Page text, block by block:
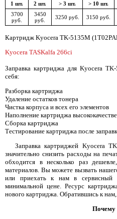
1 шт. 2 шт. > 3 шт. > 10 шт.
3700
руб.
3450
руб.
3250 руб. 3150 руб.
Картридж Kyocera TK-5135M
Kyocera TASKalfa 266ci
Заправка картриджа для Kyocera
себя:
Разборка картриджа
Удаление остатков тонера
Чистка корпуса и всех его элементов
Наполнение картриджа
Сборка картриджа
Тестирование картриджа после
Заправка картриджей Kyocera
значительно снизить расходы на
обходится в несколько раз
материалов. Вы можете вызвать
или приехать к нам в сервисный
минимальной цене. Ресурс
нового картриджа. Обратившись к